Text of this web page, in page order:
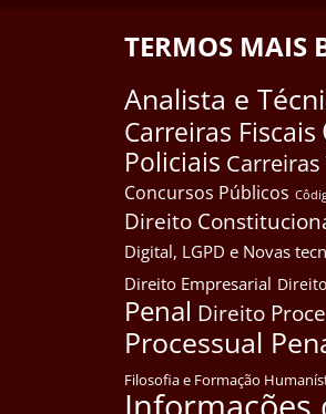
TERMOS MAIS
Analista e
Carreiras Fiscais
Policiais
Concursos Públicos
Direito
Digital, LGPD e Novas
Direito Empresarial
Penal Direito
Processual
Filosofia e Formação